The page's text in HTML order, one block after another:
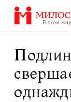
Перейти
содержанию